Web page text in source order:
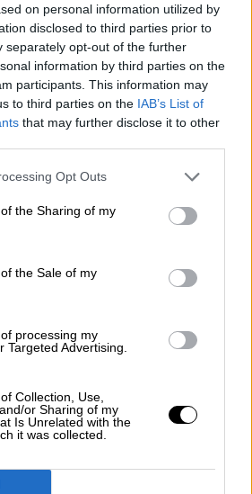
on personal information utilized by
disclosed to third parties prior to
separately opt-out of the further
information by third parties on the
participants. This information may
to third parties on the IAB’s List of
that may further disclose it to other
Opt Outs
the Sharing of my
the Sale of my
processing my
Targeted Advertising.
Collection, Use,
or Sharing of my
Is Unrelated with the
it was collected.
DIVERSAS
de Occidente es
Frutos Rosado y Gabinete Geopolítica de
y votados
Manuel Beltrán
Geopolítica de
leonesa